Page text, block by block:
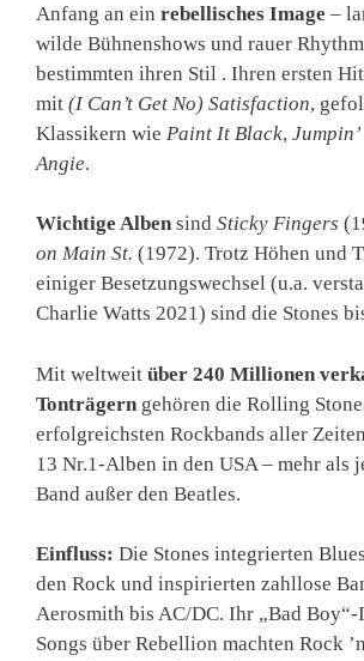
Anfang an ein rebellisches Image –
wilde Bühnenshows und rauer
bestimmten ihren Stil . Ihren ersten
mit (I Can’t Get No) Satisfaction,
Klassikern wie Paint It Black,
Angie.
Wichtige Alben sind Sticky Fingers
on Main St. (1972). Trotz Höhen und
einiger Besetzungswechsel (u.a.
Charlie Watts 2021) sind die Stones
Mit weltweit über 240 Millionen
Tonträgern gehören die Rolling
erfolgreichsten Rockbands aller
13 Nr.1-Alben in den USA – mehr als
Band außer den Beatles.
Einfluss: Die Stones integrierten
den Rock und inspirierten zahllose
Aerosmith bis AC/DC. Ihr „Bad Boy“-
Songs über Rebellion machten Rock